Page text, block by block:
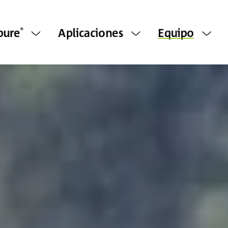
® Aplicaciones Equipo